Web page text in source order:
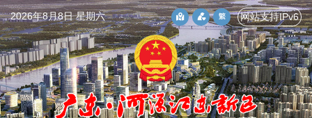
2026年8月8日 星期六 网站支持IPv6